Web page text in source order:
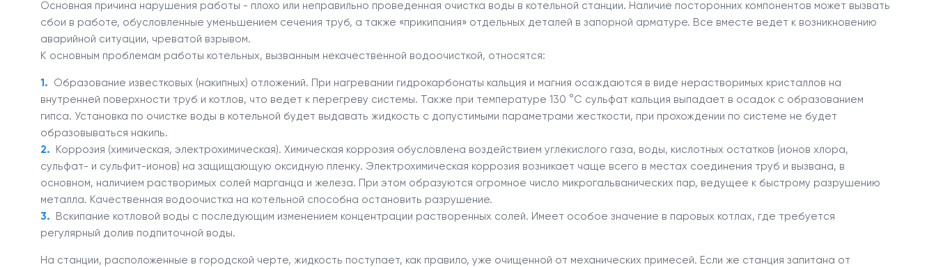
Основная причина нарушения работы - плохо или неправильно проведенная очистка воды в котельной станции. Наличие посторонних компонентов может вызвать
сбои в работе, обусловленные уменьшением сечения труб, а также «прикипания» отдельных деталей в запорной арматуре. Все вместе ведет к возникновению
аварийной ситуации, чреватой взрывом.
К основным проблемам работы котельных, вызванным некачественной водоочисткой, относятся:
Образование известковых (накипных) отложений. При нагревании гидрокарбонаты кальция и магния осаждаются в виде нерастворимых кристаллов на
внутренней поверхности труб и котлов, что ведет к перегреву системы. Также при температуре 130 °C сульфат кальция выпадает в осадок с образованием
гипса. Установка по очистке воды в котельной будет выдавать жидкость с допустимыми параметрами жесткости, при прохождении по системе не будет
образовываться накипь.
Коррозия (химическая, электрохимическая). Химическая коррозия обусловлена воздействием углекислого газа, воды, кислотных остатков (ионов хлора,
сульфат- и сульфит-ионов) на защищающую оксидную пленку. Электрохимическая коррозия возникает чаще всего в местах соединения труб и вызвана, в
основном, наличием растворимых солей марганца и железа. При этом образуются огромное число микрогальванических пар, ведущее к быстрому разрушению
металла. Качественная водоочистка на котельной способна остановить разрушение.
Вскипание котловой воды с последующим изменением концентрации растворенных солей. Имеет особое значение в паровых котлах, где требуется
регулярный долив подпиточной воды.
На станции, расположенные в городской черте, жидкость поступает, как правило, уже очищенной от механических примесей. Если же станция запитана от